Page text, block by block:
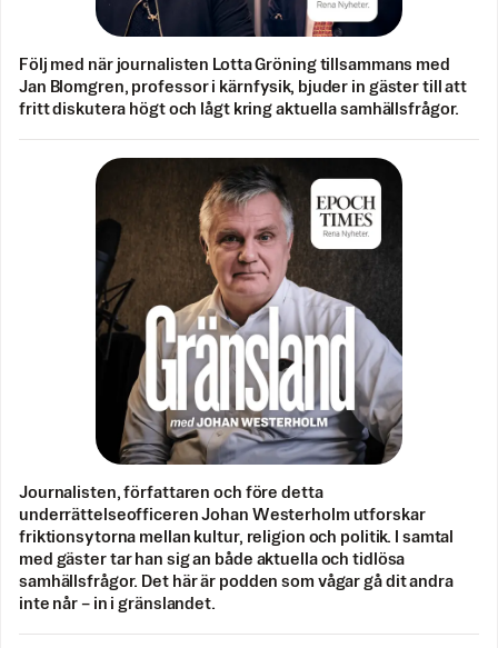
Följ med när journalisten Lotta Gröning tillsammans med
Jan Blomgren, professor i kärnfysik, bjuder in gäster till att
fritt diskutera högt och lågt kring aktuella samhällsfrågor.
Journalisten, författaren och före detta
underrättelseofficeren Johan Westerholm utforskar
friktionsytorna mellan kultur, religion och politik. I samtal
med gäster tar han sig an både aktuella och tidlösa
samhällsfrågor. Det här är podden som vågar gå dit andra
inte når – in i gränslandet.